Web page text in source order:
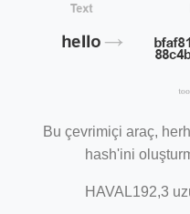
Bu çevrimiçi araç,
hash'ini
HAVAL192,3